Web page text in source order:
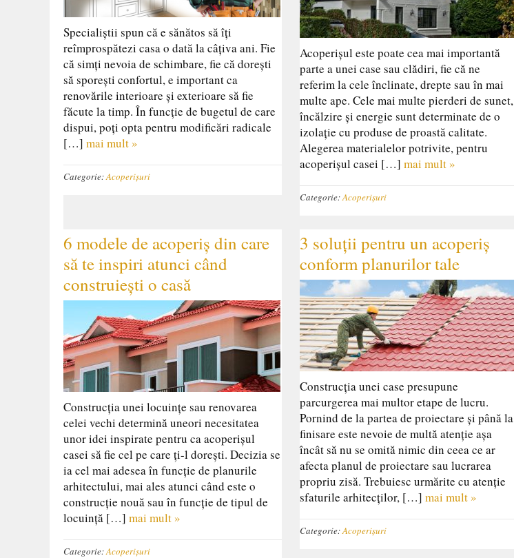
Specialiștii spun că e sănătos să îți
reîmprospătezi casa o dată la câțiva ani. Fie
că simți nevoia de schimbare, fie că dorești
să sporești confortul, e important ca
renovările interioare și exterioare să fie
făcute la timp. În funcție de bugetul de care
dispui, poți opta pentru modificări radicale
[…] mai mult »
Categorie:Acoperișuri
Acoperișul este poate cea mai importantă
parte a unei case sau clădiri, fie că ne
referim la cele înclinate, drepte sau în mai
multe ape. Cele mai multe pierderi de sunet,
încălzire și energie sunt determinate de o
izolație cu produse de proastă calitate.
Alegerea materialelor potrivite, pentru
acoperișul casei […]mai mult »
Categorie:Acoperișuri
6 modele de acoperiș din care
să te inspiri atunci când
construiești o casă
Construcția unei locuințe sau renovarea
celei vechi determină uneori necesitatea
unor idei inspirate pentru ca acoperișul
casei să fie cel pe care ți-l dorești. Decizia se
ia cel mai adesea în funcție de planurile
arhitectului, mai ales atunci când este o
construcție nouă sau în funcție de tipul de
locuință […] mai mult »
Categorie:Acoperișuri
3 soluții pentru un acoperiș
conform planurilor tale
Construcția unei case presupune
parcurgerea mai multor etape de lucru.
Pornind de la partea de proiectare și până la
finisare este nevoie de multă atenție așa
încât să nu se omită nimic din ceea ce ar
afecta planul de proiectare sau lucrarea
propriu zisă. Trebuiesc urmărite cu atenție
sfaturile arhitecților, […]mai mult »
Categorie:Acoperișuri